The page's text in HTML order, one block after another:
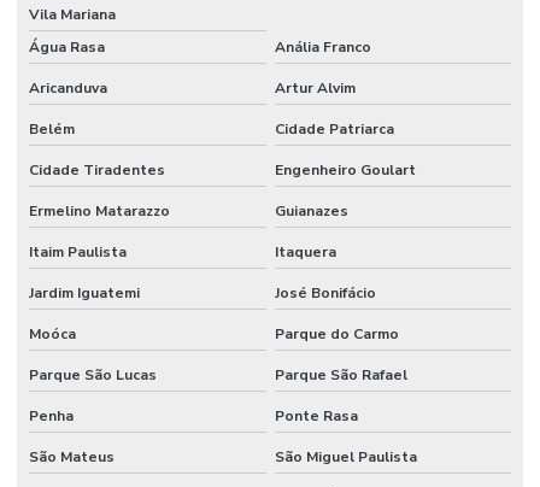
Fabricação De Embalagens Sustentáveis
Fabricante De Embalagens Em Material Reciclado Preto
Fabricante De Embalagens Para Indústria Automotiva
Fabricante De Grãos De Plástico
Fabricante De Recuperação De Polietileno
Fabricante De Sacos Plásticos
Filme Plástico Extrudado Para Indústria
Filme Técnico De Plástico
Filmes Extrudados Para Indústria
Vila Mariana
Água Rasa
Anália Franco
Aricanduva Artur Alvim
Belém Cidade Patriarca
Cidade Tiradentes Engenheiro Goulart
Ermelino Matarazzo Guianazes
Itaim Paulista Itaquera
Jardim Iguatemi José Bonifácio
Moóca Parque do Carmo
Parque São Lucas Parque São Rafael
Penha Ponte Rasa
São Mateus São Miguel Paulista